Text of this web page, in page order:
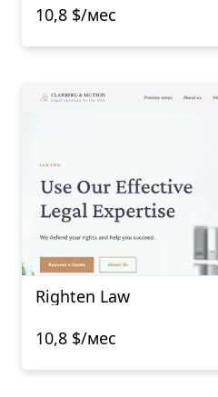
10,8 $/мес
Righten Law
10,8 $/мес